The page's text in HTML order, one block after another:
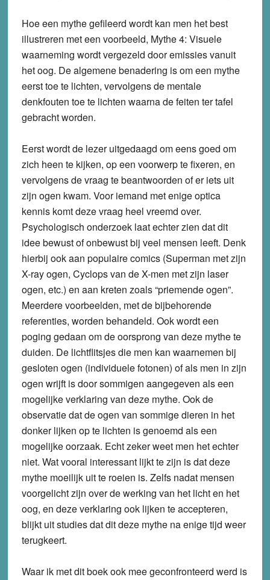
Hoe een mythe gefileerd wordt kan men het best
illustreren met een voorbeeld, Mythe 4: Visuele
waarneming wordt vergezeld door emissies vanuit
het oog. De algemene benadering is om een mythe
eerst toe te lichten, vervolgens de mentale
denkfouten toe te lichten waarna de feiten ter tafel
gebracht worden.
Eerst wordt de lezer uitgedaagd om eens goed om
zich heen te kijken, op een voorwerp te fixeren, en
vervolgens de vraag te beantwoorden of er iets uit
zijn ogen kwam. Voor iemand met enige optica
kennis komt deze vraag heel vreemd over.
Psychologisch onderzoek laat echter zien dat dit
idee bewust of onbewust bij veel mensen leeft. Denk
hierbij ook aan populaire comics (Superman met zijn
X-ray ogen, Cyclops van de X-men met zijn laser
ogen, etc.) en aan kreten zoals “priemende ogen”.
Meerdere voorbeelden, met de bijbehorende
referenties, worden behandeld. Ook wordt een
poging gedaan om de oorsprong van deze mythe te
duiden. De lichtflitsjes die men kan waarnemen bij
gesloten ogen (individuele fotonen) of als men in zijn
ogen wrijft is door sommigen aangegeven als een
mogelijke verklaring van deze mythe. Ook de
observatie dat de ogen van sommige dieren in het
donker lijken op te lichten is genoemd als een
mogelijke oorzaak. Echt zeker weet men het echter
niet. Wat vooral interessant lijkt te zijn is dat deze
mythe moeilijk uit te roeien is. Zelfs nadat mensen
voorgelicht zijn over de werking van het licht en het
oog, en deze verklaring ook lijken te accepteren,
blijkt uit studies dat dit deze mythe na enige tijd weer
terugkeert.
Waar ik met dit boek ook mee geconfronteerd werd is